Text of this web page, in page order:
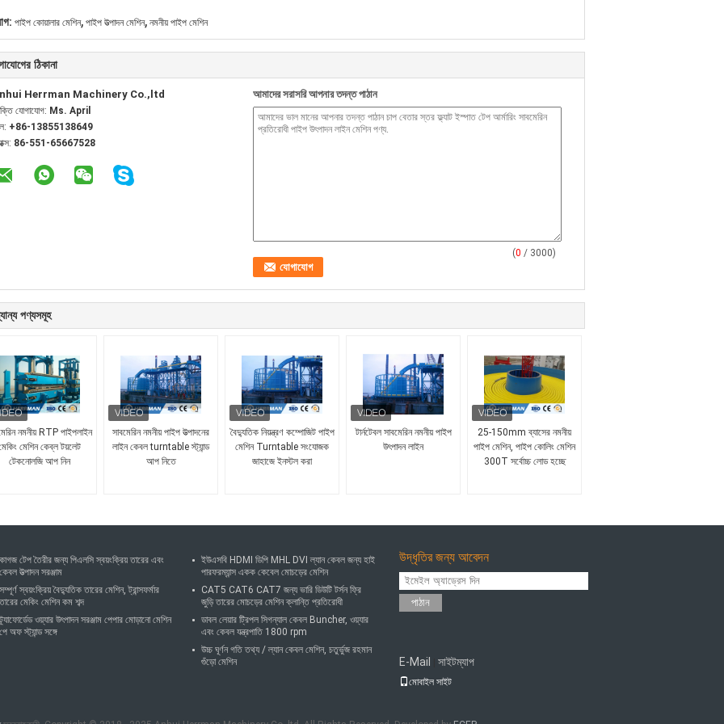
পাইপ কোয়ালার মেশিন, পাইপ উত্পাদন মেশিন, নমনীয় পাইপ মেশিন
ঠিকানা
Herrman Machinery Co.,ltd
যোগাযোগ: Ms. April
+86-13855138649
86-551-65667528
আমাদের সরাসরি আপনার তদন্ত পাঠান
(0 / 3000)
পণ্যসমূহ
নমনীয় RTP পাইপলাইন
মেশিন কেব্ল টয়লেট
টেকনোলজি আপ নিন
সাবমেরিন নমনীয় পাইপ উত্পাদনের
লাইন কেবল turntable স্ট্যান্ড
আপ নিতে
বৈদ্যুতিক নিয়ন্ত্রণ কম্পোজিট পাইপ
মেশিন Turntable সংযোজক
জাহাজে ইনস্টল করা
টার্নটেবল সাবমেরিন নমনীয় পাইপ
উৎপাদন লাইন
25-150mm ব্যাসের নমনীয়
পাইপ মেশিন, পাইপ কোলিং মেশিন
300T সর্বোচ্চ লোড হচ্ছে
কাগজ টেপ তৈরীর জন্য পিএলসি স্বয়ংক্রিয় তারের এবং
কেবল উত্পাদন সরঞ্জাম
সম্পূর্ণ স্বয়ংক্রিয় বৈদ্যুতিক তারের মেশিন, ট্রান্সফর্মার
তারের মেকিং মেশিন কম শব্দ
ট্র্যাফোর্ডেড ওয়্যার উৎপাদন সরঞ্জাম পেপার মোড়ানো মেশিন
পে অফ স্ট্যান্ড সঙ্গে
ইউএসবি HDMI ডিপি MHL DVI ল্যান কেবল জন্য হাই
পারফরম্যান্স একক কেবেল মোচড়ের মেশিন
CAT5 CAT6 CAT7 জন্য ভারি ডিউটি ​​টর্সন ফ্রি
জুড়ি তারের মোচড়ের মেশিন ক্লান্তি প্রতিরোধী
ডাবল লেয়ার ট্রিপল সিগন্যাল কেবল Buncher, ওয়্যার
এবং কেবল যন্ত্রপাতি 1800 rpm
উচ্চ ঘূর্ণন গতি তথ্য / ল্যান কেবল মেশিন, চতুর্ভুজ রহমান
গুঁড়ো মেশিন
উদ্ধৃতির জন্য আবেদন
পাঠান
E-Mail সাইটম্যাপ
মোবাইল সাইট